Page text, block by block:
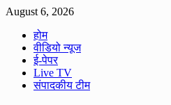
Skip
content
August 6, 2026
होम
वीडियो न्यूज
ई-पेपर
Live TV
संपादकीय टीम